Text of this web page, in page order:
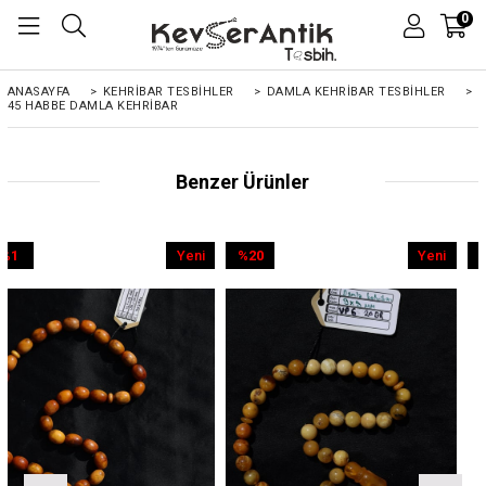
0
ANASAYFA > KEHRIBAR TESBIHLER > DAMLA KEHRİBAR TESBİHLER
>
45 HABBE DAMLA KEHRIBAR
Benzer Ürünler
%20İndirim
%9İndirim